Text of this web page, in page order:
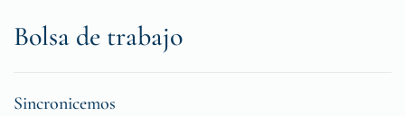
Bolsa de trabajo
Sincronicemos